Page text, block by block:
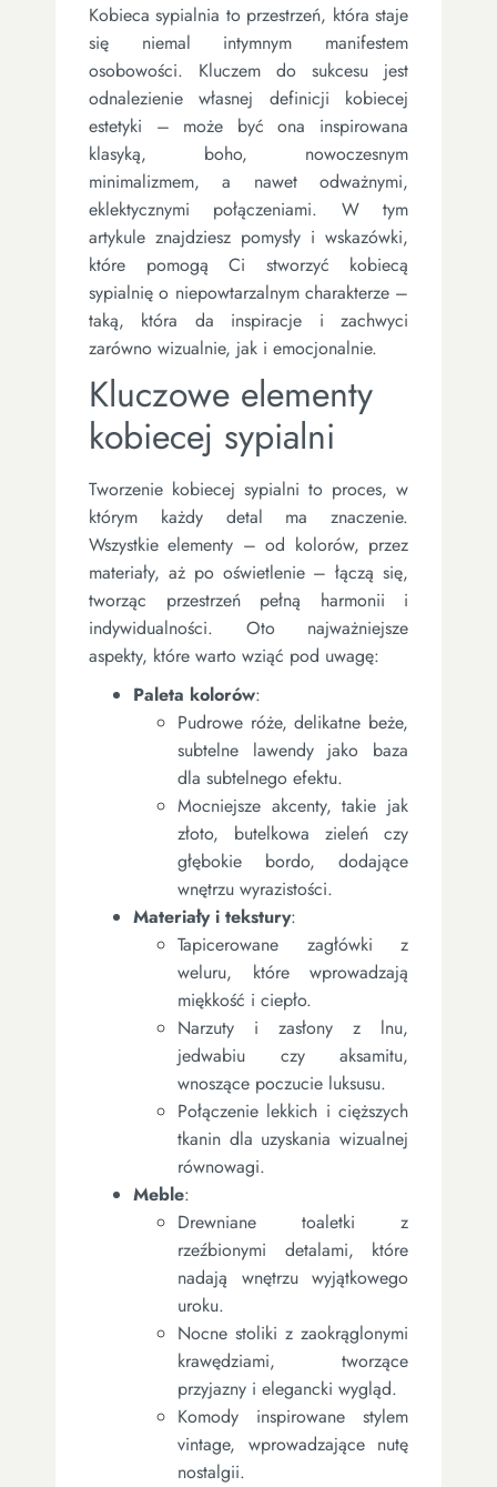
Kobieca sypialnia to przestrzeń, która staje
się niemal intymnym manifestem
osobowości. Kluczem do sukcesu jest
odnalezienie własnej definicji kobiecej
estetyki – może być ona inspirowana
klasyką, boho, nowoczesnym
minimalizmem, a nawet odważnymi,
eklektycznymi połączeniami. W tym
artykule znajdziesz pomysły i wskazówki,
które pomogą Ci stworzyć kobiecą
sypialnię o niepowtarzalnym charakterze –
taką, która da inspiracje i zachwyci
zarówno wizualnie, jak i emocjonalnie.
Kluczowe elementy
kobiecej sypialni
Tworzenie kobiecej sypialni to proces, w
którym każdy detal ma znaczenie.
Wszystkie elementy – od kolorów, przez
materiały, aż po oświetlenie – łączą się,
tworząc przestrzeń pełną harmonii i
indywidualności. Oto najważniejsze
aspekty, które warto wziąć pod uwagę:
Paleta kolorów:
Pudrowe róże, delikatne beże,
subtelne lawendy jako baza
dla subtelnego efektu.
Mocniejsze akcenty, takie jak
złoto, butelkowa zieleń czy
głębokie bordo, dodające
wnętrzu wyrazistości.
Materiały i tekstury:
Tapicerowane zagłówki z
weluru, które wprowadzają
miękkość i ciepło.
Narzuty i zasłony z lnu,
jedwabiu czy aksamitu,
wnoszące poczucie luksusu.
Połączenie lekkich i cięższych
tkanin dla uzyskania wizualnej
równowagi.
Meble:
Drewniane toaletki z
rzeźbionymi detalami, które
nadają wnętrzu wyjątkowego
uroku.
Nocne stoliki z zaokrąglonymi
krawędziami, tworzące
przyjazny i elegancki wygląd.
Komody inspirowane stylem
vintage, wprowadzające nutę
nostalgii.